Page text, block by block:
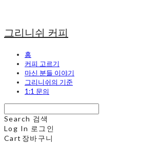
그리니쉬 커피
홈
커피 고르기
마신 분들 이야기
그리니쉬의 기준
1:1 문의
Search 검색
Log In 로그인
Cart 장바구니